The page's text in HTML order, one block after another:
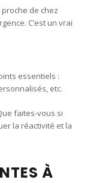
proche de chez
C’est un vrai
essentiels :
etc.
faites-vous si
la réactivité et la
À